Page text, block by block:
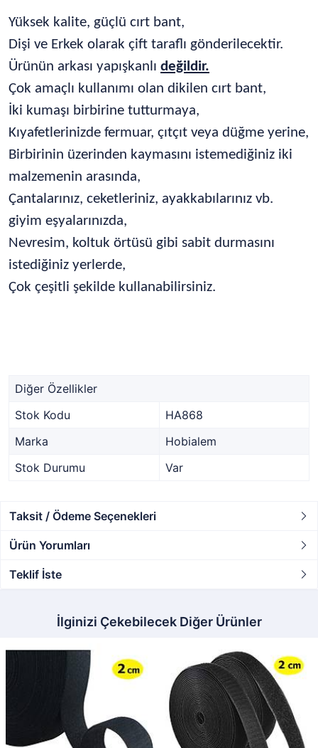
Yüksek kalite, güçlü cırt bant,
Dişi ve Erkek olarak çift taraflı gönderilecektir.
Ürünün arkası yapışkanlı değildir.
Çok amaçlı kullanımı olan dikilen cırt bant,
İki kumaşı birbirine tutturmaya,
Kıyafetlerinizde fermuar, çıtçıt veya düğme yerine,
Birbirinin üzerinden kaymasını istemediğiniz iki
malzemenin arasında,
Çantalarınız, ceketleriniz, ayakkabılarınız vb.
giyim eşyalarınızda,
Nevresim, koltuk örtüsü gibi sabit durmasını
istediğiniz yerlerde,
Çok çeşitli şekilde kullanabilirsiniz.
Diğer Özellikler
Stok Kodu
HA868
Marka
Hobialem
Stok Durumu
Var
Taksit / Ödeme Seçenekleri
Ürün Yorumları
Teklif İste
İlginizi Çekebilecek Diğer Ürünler